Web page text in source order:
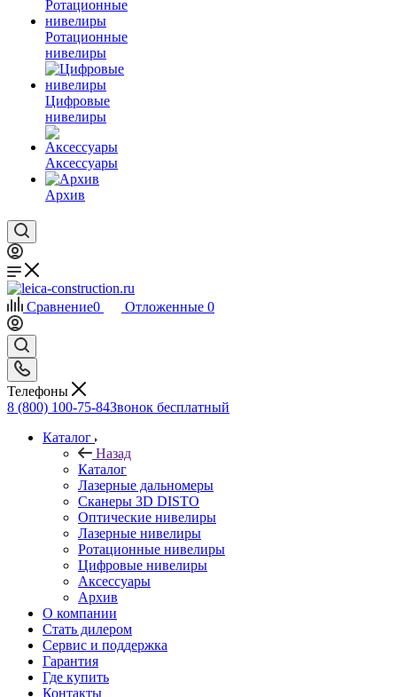
Ротационные
нивелиры
Цифровые
нивелиры
Аксессуары
Архив
Сравнение0 Отложенные 0
Телефоны
8 (800) 100-75-84Звонок бесплатный
Каталог
Назад
Каталог
Лазерные дальномеры
Сканеры 3D DISTO
Оптические нивелиры
Лазерные нивелиры
Ротационные нивелиры
Цифровые нивелиры
Аксессуары
Архив
О компании
Стать дилером
Сервис и поддержка
Гарантия
Где купить
Контакты